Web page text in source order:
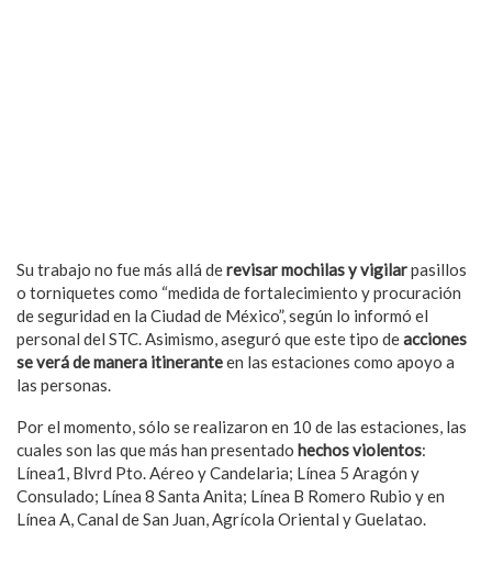
Su trabajo no fue más allá derevisar mochilas y vigilarpasillos
o torniquetes como “medida de fortalecimiento y procuración
de seguridad en la Ciudad de México”, según lo informó el
personal del STC. Asimismo, aseguró que este tipo deacciones
se verá de manera itineranteen las estaciones como apoyo a
las personas.
Por el momento, sólo se realizaron en 10 de las estaciones, las
cuales son las que más han presentado hechos violentos:
Línea1, Blvrd Pto. Aéreo y Candelaria; Línea 5 Aragón y
Consulado; Línea 8 Santa Anita; Línea B Romero Rubio y en
Línea A, Canal de San Juan, Agrícola Oriental y Guelatao.